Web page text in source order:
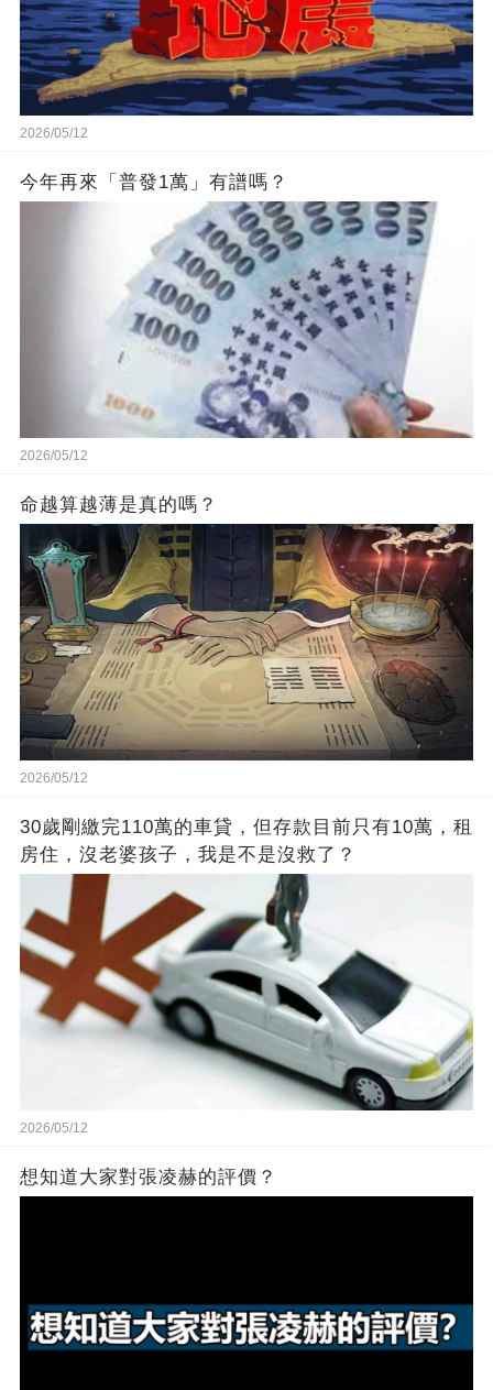
2026/05/12
今年再來「普發1萬」有譜嗎？
2026/05/12
命越算越薄是真的嗎？
2026/05/12
30歲剛繳完110萬的車貸，但存款目前只有10萬，租
房住，沒老婆孩子，我是不是沒救了？
2026/05/12
想知道大家對張凌赫的評價？